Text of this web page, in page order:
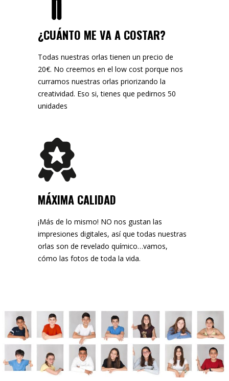
¿CUÁNTO ME VA A COSTAR?
Todas nuestras orlas tienen un precio de
20€. No creemos en el low cost porque nos
curramos nuestras orlas priorizando la
creatividad. Eso si, tienes que pedirnos 50
unidades
MÁXIMA CALIDAD
¡Más de lo mismo! NO nos gustan las
impresiones digitales, así que todas nuestras
orlas son de revelado químico…vamos,
cómo las fotos de toda la vida.